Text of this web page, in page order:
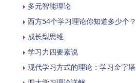
多元智能理论
西方54个学习理论你知道多少个？
成长型思维
学习力四要素说
现代学习方式的理论：学习金字塔